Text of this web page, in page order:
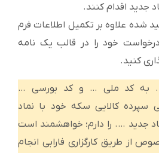
جدید اقدام کنند.
شده علاوه بر تکمیل اطلاعات فرم
خود را در قالب یک نامه
کنید.
به کد ملی … و کد بورسی …
سپرده کالایی سکه خود با نماد
جدید …. را دارم؛ خواهشمند است
از طریق کارگزاری فارابی انجام